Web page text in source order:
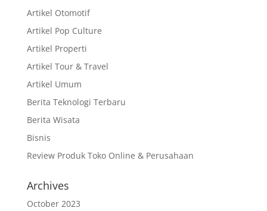
Artikel Otomotif
Artikel Pop Culture
Artikel Properti
Artikel Tour & Travel
Artikel Umum
Berita Teknologi Terbaru
Berita Wisata
Bisnis
Review Produk Toko Online & Perusahaan
Archives
October 2023